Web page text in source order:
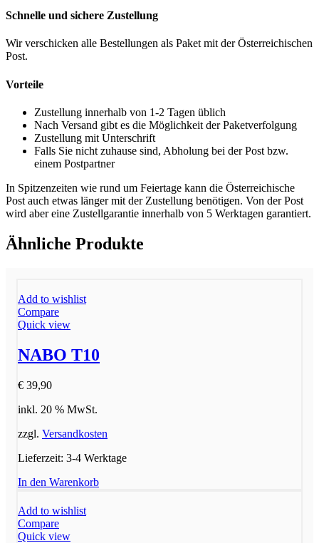
Schnelle und sichere Zustellung
Wir verschicken alle Bestellungen als Paket mit der Österreichischen
Post.
Vorteile
Zustellung innerhalb von 1-2 Tagen üblich
Nach Versand gibt es die Möglichkeit der Paketverfolgung
Zustellung mit Unterschrift
Falls Sie nicht zuhause sind, Abholung bei der Post bzw.
einem Postpartner
In Spitzenzeiten wie rund um Feiertage kann die Österreichische
Post auch etwas länger mit der Zustellung benötigen. Von der Post
wird aber eine Zustellgarantie innerhalb von 5 Werktagen garantiert.
Ähnliche Produkte
Add to wishlist
Compare
Quick view
NABO T10
€ 39,90
inkl. 20 % MwSt.
zzgl. Versandkosten
Lieferzeit: 3-4 Werktage
In den Warenkorb
Add to wishlist
Compare
Quick view